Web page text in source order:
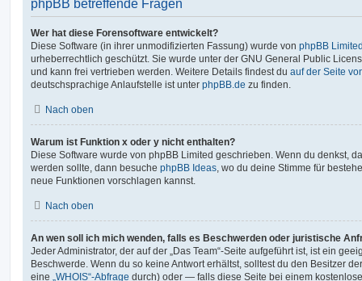
phpBB betreffende Fragen
Wer hat diese Forensoftware entwickelt?
Diese Software (in ihrer unmodifizierten Fassung) wurde von phpBB
urheberrechtlich geschützt. Sie wurde unter der GNU General Public
und kann frei vertrieben werden. Weitere Details findest du auf der Seite
deutschsprachige Anlaufstelle ist unter phpBB.de zu finden.
Nach oben
Warum ist Funktion x oder y nicht enthalten?
Diese Software wurde von phpBB Limited geschrieben. Wenn du denkst,
werden sollte, dann besuche phpBB Ideas , wo du deine Stimme für
neue Funktionen vorschlagen kannst.
Nach oben
An wen soll ich mich wenden, falls es Beschwerden oder juristische
Jeder Administrator, der auf der „Das Team“-Seite aufgeführt ist, ist ein
Beschwerde. Wenn du so keine Antwort erhältst, solltest du den Besitzer
eine „WHOIS“-Abfrage durch) oder — falls diese Seite bei einem